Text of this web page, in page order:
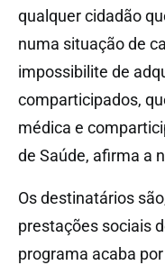
qualquer cidadão
numa situação de
impossibilite de
comparticipados,
médica e
de Saúde, afirma a
Os destinatários
prestações sociais
programa acaba